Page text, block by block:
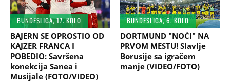
BUNDESLIGA, 17. KOLO
BAJERN SE OPROSTIO OD
KAJZER FRANCA I
POBEDIO: Savršena
konekcija Sanea i
Musijale (FOTO/VIDEO)
BUNDESLIGA, 6. KOLO
DORTMUND "NOĆI" NA
PRVOM MESTU! Slavlje
Borusije sa igračem
manje (VIDEO/FOTO)